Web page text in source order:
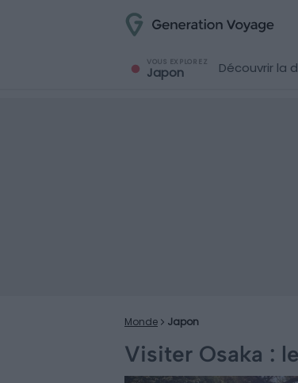
VOUS EXPLOREZ
Japon Découvrir la
Monde Japon
Visiter Osaka :